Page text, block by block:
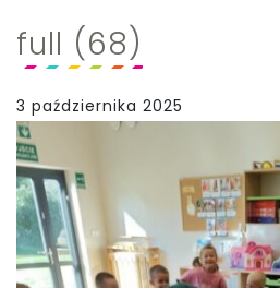
full (68)
3 października 2025